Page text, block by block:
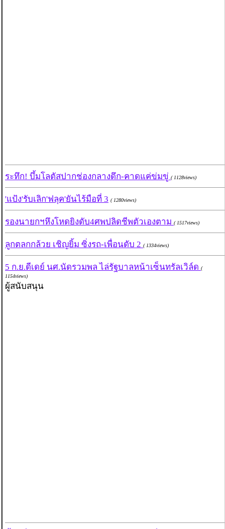
ระทึก! บึ้มโลตัสปากช่องกลางดึก-คาดแค่ข่มขู่ ( 1128views)
'แป้ง'รับเลิก'ฟลุค'ยันไร้มือที่ 3 ( 1280views)
รองนายกฯหึงโหดยิงดับ4ศพปลิดชีพตัวเองตาม ( 1517views)
ลูกตลกกล้วย เชิญยิ้ม ซิ่งรถ-เพื่อนดับ 2 ( 1334views)
5 ก.ย.ดีเดย์ นศ.นัดรวมพล ไล่รัฐบาลหน้าเซ็นทรัลเวิล์ด (
1154views)
ผู้สนับสนุน